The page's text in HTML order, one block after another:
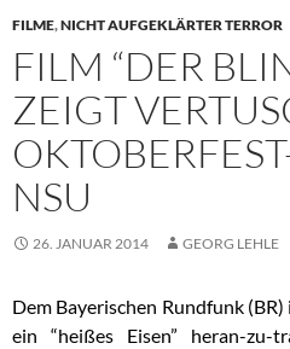
FILME,NICHT AUFGEKLÄRTER TERROR
FILM “DER
ZEIGT
NSU
26. JANUAR 2014 GEORG LEHLE
Dem Bayerischen Rundfunk
ein “heißes Eisen” heran-